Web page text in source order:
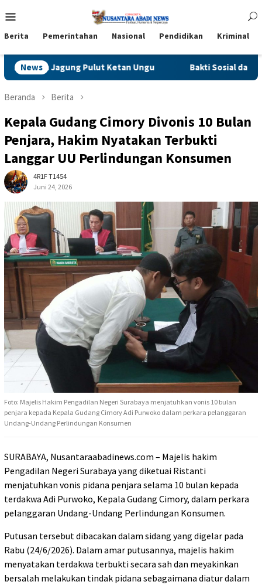
ke
Mobile
Berita Pemerintahan Nasional Pendidikan Kriminal
News
Ketan Ungu Bakti Sosial dan Bakti Kesehatan Warnai
Beranda Berita
Kepala Gudang Cimory Divonis 10 Bulan
Penjara, Hakim Nyatakan Terbukti
Langgar UU Perlindungan Konsumen
4R1F T1454
Juni 24, 2026
Foto: Majelis Hakim Pengadilan Negeri Surabaya menjatuhkan vonis 10 bulan
penjara kepada Kepala Gudang Cimory Adi Purwoko dalam perkara pelanggaran
Undang-Undang Perlindungan Konsumen
SURABAYA, Nusantaraabadinews.com – Majelis hakim
Pengadilan Negeri Surabaya yang diketuai Ristanti
menjatuhkan vonis pidana penjara selama 10 bulan kepada
terdakwa Adi Purwoko, Kepala Gudang Cimory, dalam perkara
pelanggaran Undang-Undang Perlindungan Konsumen.
Putusan tersebut dibacakan dalam sidang yang digelar pada
Rabu (24/6/2026). Dalam amar putusannya, majelis hakim
menyatakan terdakwa terbukti secara sah dan meyakinkan
bersalah melakukan tindak pidana sebagaimana diatur dalam